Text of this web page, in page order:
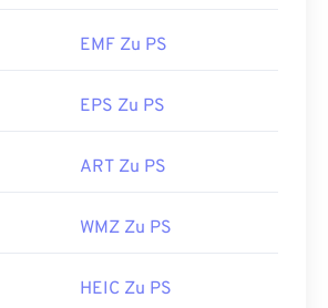
EMF Zu PS
EPS Zu PS
ART Zu PS
WMZ Zu PS
HEIC Zu PS